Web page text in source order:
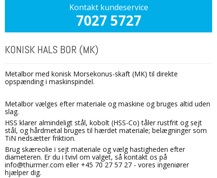
Kontakt kundeservice
7027 5727
KONISK HALS BOR (MK)
Metalbor med konisk Morsekonus-skaft (MK) til direkte
opspænding i maskinspindel.
Metalbor vælges efter materiale og maskine og bruges altid uden
slag.
HSS klarer almindeligt stål, kobolt (HSS-Co) tåler rustfrit og sejt
stål, og hårdmetal bruges til hærdet materiale; belægninger som
TiN nedsætter friktion.
Brug skæreolie i sejt materiale og vælg hastigheden efter
diameteren. Er du i tvivl om valget, så kontakt os på
info@thurmer.com eller +45 70 27 57 27 - vores ingeniører
hjælper dig.